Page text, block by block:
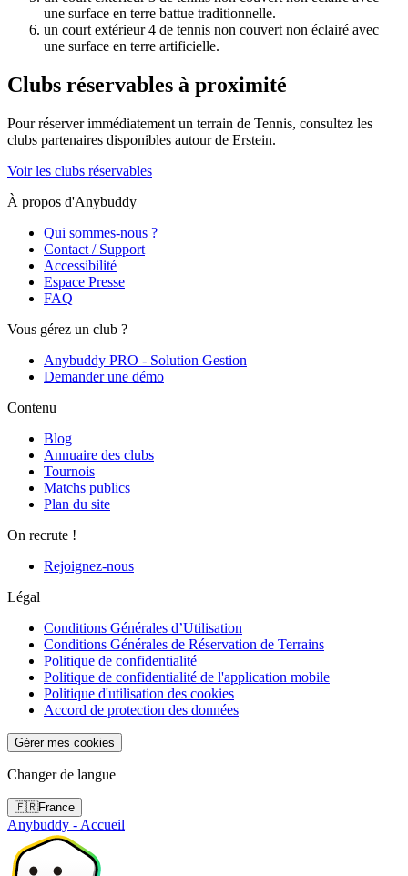
une surface en terre battue traditionnelle.
un court extérieur 4 de tennis non couvert non éclairé avec
une surface en terre artificielle.
Clubs réservables à proximité
Pour réserver immédiatement un terrain de Tennis, consultez les
clubs partenaires disponibles autour de Erstein.
Voir les clubs réservables
À propos d'Anybuddy
Qui sommes-nous ?
Contact / Support
Accessibilité
Espace Presse
FAQ
Vous gérez un club ?
Anybuddy PRO - Solution Gestion
Demander une démo
Contenu
Blog
Annuaire des clubs
Tournois
Matchs publics
Plan du site
On recrute !
Rejoignez-nous
Légal
Conditions Générales d’Utilisation
Conditions Générales de Réservation de Terrains
Politique de confidentialité
Politique de confidentialité de l'application mobile
Politique d'utilisation des cookies
Accord de protection des données
Gérer mes cookies
Changer de langue
🇫🇷France
Anybuddy - Accueil